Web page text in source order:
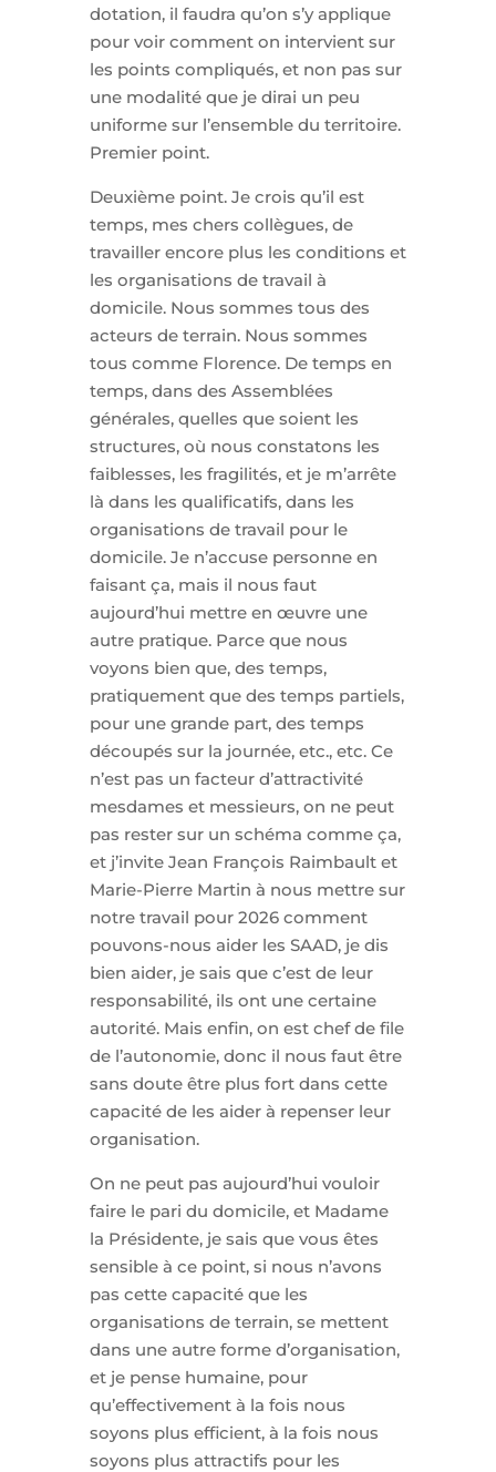
dotation, il faudra qu’on s’y applique
pour voir comment on intervient sur
les points compliqués, et non pas sur
une modalité que je dirai un peu
uniforme sur l’ensemble du territoire.
Premier point.
Deuxième point. Je crois qu’il est
temps, mes chers collègues, de
travailler encore plus les conditions et
les organisations de travail à
domicile. Nous sommes tous des
acteurs de terrain. Nous sommes
tous comme Florence. De temps en
temps, dans des Assemblées
générales, quelles que soient les
structures, où nous constatons les
faiblesses, les fragilités, et je m’arrête
là dans les qualificatifs, dans les
organisations de travail pour le
domicile. Je n’accuse personne en
faisant ça, mais il nous faut
aujourd’hui mettre en œuvre une
autre pratique. Parce que nous
voyons bien que, des temps,
pratiquement que des temps partiels,
pour une grande part, des temps
découpés sur la journée, etc., etc. Ce
n’est pas un facteur d’attractivité
mesdames et messieurs, on ne peut
pas rester sur un schéma comme ça,
et j’invite Jean François Raimbault et
Marie-Pierre Martin à nous mettre sur
notre travail pour 2026 comment
pouvons-nous aider les SAAD, je dis
bien aider, je sais que c’est de leur
responsabilité, ils ont une certaine
autorité. Mais enfin, on est chef de file
de l’autonomie, donc il nous faut être
sans doute être plus fort dans cette
capacité de les aider à repenser leur
organisation.
On ne peut pas aujourd’hui vouloir
faire le pari du domicile, et Madame
la Présidente, je sais que vous êtes
sensible à ce point, si nous n’avons
pas cette capacité que les
organisations de terrain, se mettent
dans une autre forme d’organisation,
et je pense humaine, pour
qu’effectivement à la fois nous
soyons plus efficient, à la fois nous
soyons plus attractifs pour les